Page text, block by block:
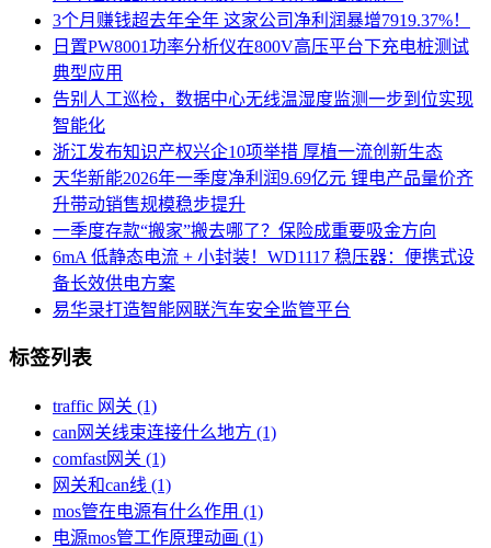
3个月赚钱超去年全年 这家公司净利润暴增7919.37%！
日置PW8001功率分析仪在800V高压平台下充电桩测试
典型应用
告别人工巡检，数据中心无线温湿度监测一步到位实现
智能化
浙江发布知识产权兴企10项举措 厚植一流创新生态
天华新能2026年一季度净利润9.69亿元 锂电产品量价齐
升带动销售规模稳步提升
一季度存款“搬家”搬去哪了？保险成重要吸金方向
6mA 低静态电流 + 小封装！WD1117 稳压器：便携式设
备长效供电方案
易华录打造智能网联汽车安全监管平台
标签列表
traffic 网关 (1)
can网关线束连接什么地方 (1)
comfast网关 (1)
网关和can线 (1)
mos管在电源有什么作用 (1)
电源mos管工作原理动画 (1)